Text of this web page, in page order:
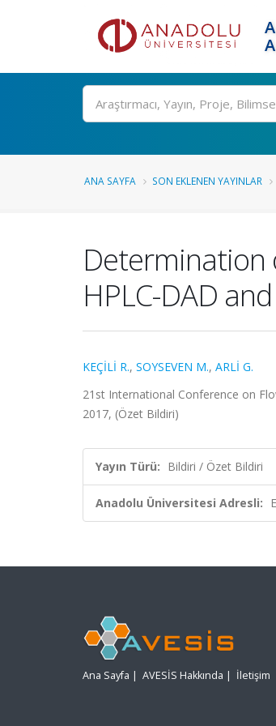
Ara
ANA SAYFA SON EKLENEN YAYINLAR
Determination
HPLC-DAD
KEÇİLİ R., SOYSEVEN M., ARLİ G.
21st International Conference on
2017, (Özet Bildiri)
Yayın Türü: Bildiri / Özet Bildiri
Anadolu Üniversitesi Adresli:
Ana Sayfa | AVESİS Hakkında | İletişim